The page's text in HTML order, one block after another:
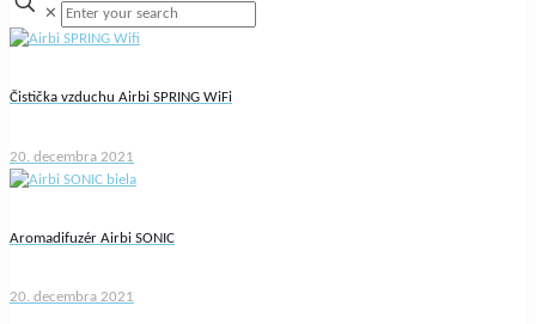
✕
Čistička vzduchu Airbi SPRING WiFi
20. decembra 2021
Aromadifuzér Airbi SONIC
20. decembra 2021